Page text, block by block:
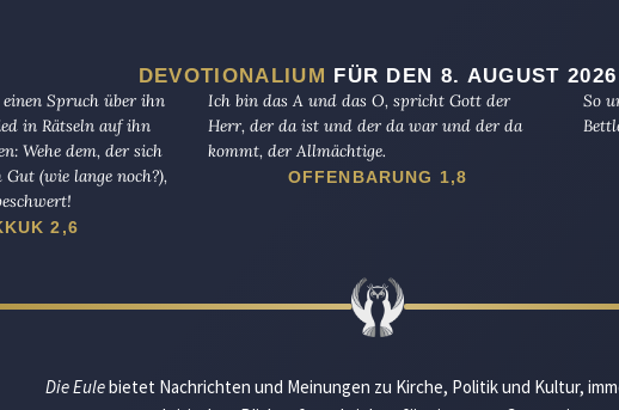
DEVOTIONALIUM FÜR DEN 8. AUGUST 2026
Spruch über ihn
in Rätseln auf ihn
Wehe dem, der sich
(wie lange noch?),
2,6
Ich bin das A und das O, spricht Gott der
Herr, der da ist und der da war und der da
kommt, der Allmächtige.
OFFENBARUNG 1,8
So
Die Eulebietet Nachrichten und Meinungen zu Kirche, Politik und Kultur,